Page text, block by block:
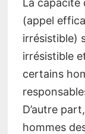
(appel
irrésistible)
irrésistible
certains
D’autre
hommes